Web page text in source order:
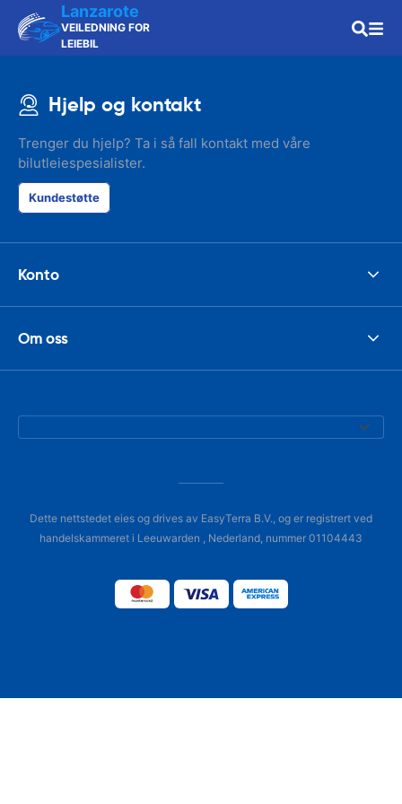
Lanzarote
VEILEDNING FOR
LEIEBIL
Hjelp og kontakt
Trenger du hjelp? Ta i så fall kontakt med våre
bilutleiespesialister.
Kundestøtte
Konto
Om oss
Dette nettstedet eies og drives av EasyTerra B.V., og er registrert ved
handelskammeret i Leeuwarden , Nederland, nummer 01104443